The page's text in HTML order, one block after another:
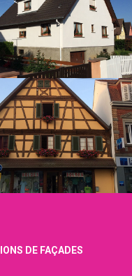
DE FAÇADES